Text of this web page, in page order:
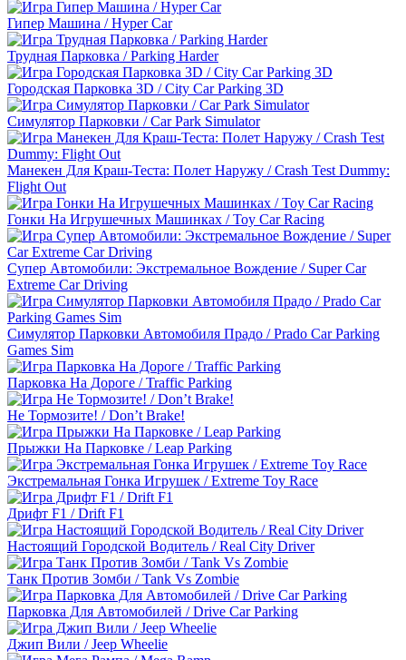
Гипер Машина / Hyper Car
Трудная Парковка / Parking Harder
Городская Парковка 3D / City Car Parking 3D
Симулятор Парковки / Car Park Simulator
Манекен Для Краш-Теста: Полет Наружу / Crash Test Dummy:
Flight Out
Гонки На Игрушечных Машинках / Toy Car Racing
Супер Автомобили: Экстремальное Вождение / Super Car
Extreme Car Driving
Симулятор Парковки Автомобиля Прадо / Prado Car Parking
Games Sim
Парковка На Дороге / Traffic Parking
Не Тормозите! / Don’t Brake!
Прыжки На Парковке / Leap Parking
Экстремальная Гонка Игрушек / Extreme Toy Race
Дрифт F1 / Drift F1
Настоящий Городской Водитель / Real City Driver
Танк Против Зомби / Tank Vs Zombie
Парковка Для Автомобилей / Drive Car Parking
Джип Вили / Jeep Wheelie